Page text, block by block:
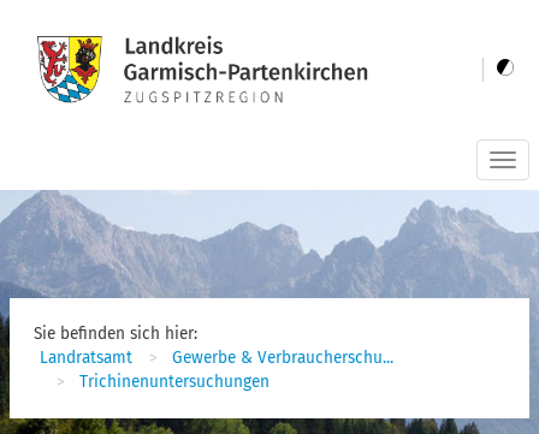
Sie befinden sich hier:
Landratsamt
Gewerbe & Verbraucherschu...
Trichinenuntersuchungen